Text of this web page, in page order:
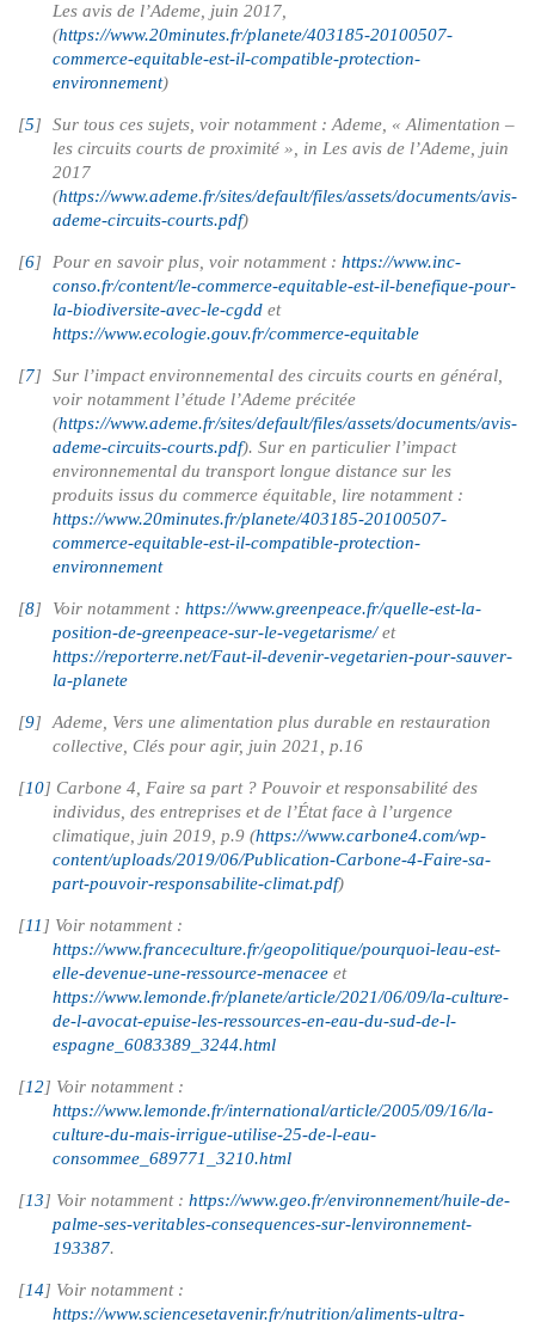
Les avis de l’Ademe, juin 2017,
(https://www.20minutes.fr/planete/403185-20100507-
commerce-equitable-est-il-compatible-protection-
environnement)
[5]
Sur tous ces sujets, voir notamment : Ademe, « Alimentation –
les circuits courts de proximité », in Les avis de l’Ademe, juin
2017
(https://www.ademe.fr/sites/default/files/assets/documents/avis-
ademe-circuits-courts.pdf)
[6] Pour en savoir plus, voir notamment :https://www.inc-
conso.fr/content/le-commerce-equitable-est-il-benefique-pour-
la-biodiversite-avec-le-cgdd et
https://www.ecologie.gouv.fr/commerce-equitable
[7]
Sur l’impact environnemental des circuits courts en général,
voir notamment l’étude l’Ademe précitée
(https://www.ademe.fr/sites/default/files/assets/documents/avis-
ademe-circuits-courts.pdf). Sur en particulier l’impact
environnemental du transport longue distance sur les
produits issus du commerce équitable, lire notamment :
https://www.20minutes.fr/planete/403185-20100507-
commerce-equitable-est-il-compatible-protection-
environnement
[8] Voir notamment :https://www.greenpeace.fr/quelle-est-la-
position-de-greenpeace-sur-le-vegetarisme/et
https://reporterre.net/Faut-il-devenir-vegetarien-pour-sauver-
la-planete
[9]
Ademe, Vers une alimentation plus durable en restauration
collective, Clés pour agir, juin 2021, p.16
[10] Carbone 4, Faire sa part ? Pouvoir et responsabilité des
individus, des entreprises et de l’État face à l’urgence
climatique, juin 2019, p.9 (https://www.carbone4.com/wp-
content/uploads/2019/06/Publication-Carbone-4-Faire-sa-
part-pouvoir-responsabilite-climat.pdf)
[11 ] Voir notamment :
https://www.franceculture.fr/geopolitique/pourquoi-leau-est-
elle-devenue-une-ressource-menacee et
https://www.lemonde.fr/planete/article/2021/06/09/la-culture-
de-l-avocat-epuise-les-ressources-en-eau-du-sud-de-l-
espagne_6083389_3244.html
[12] Voir notamment :
https://www.lemonde.fr/international/article/2005/09/16/la-
culture-du-mais-irrigue-utilise-25-de-l-eau-
consommee_689771_3210.html
[13] Voir notamment : https://www.geo.fr/environnement/huile-de-
palme-ses-veritables-consequences-sur-lenvironnement-
193387.
[14] Voir notamment :
https://www.sciencesetavenir.fr/nutrition/aliments-ultra-